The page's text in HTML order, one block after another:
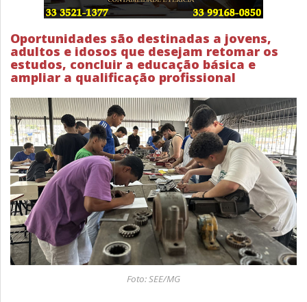
Oportunidades são destinadas a jovens,
adultos e idosos que desejam retomar os
estudos, concluir a educação básica e
ampliar a qualificação profissional
Foto: SEE/MG